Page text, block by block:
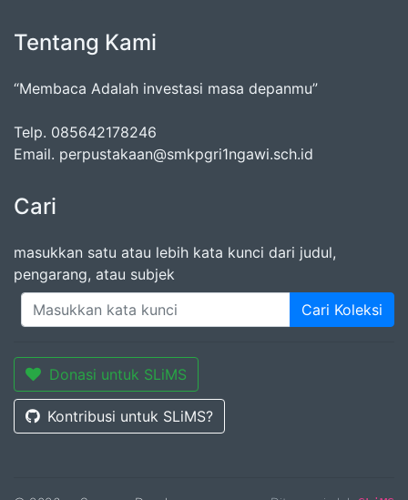
Tentang Kami
“Membaca Adalah investasi masa depanmu”
Telp. 085642178246
Email. perpustakaan@smkpgri1ngawi.sch.id
Cari
masukkan satu atau lebih kata kunci dari judul,
pengarang, atau subjek
Cari Koleksi
Donasi untuk SLiMS
Kontribusi untuk SLiMS?